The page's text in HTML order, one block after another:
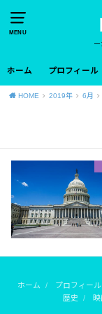
MENU
ホーム プロフィール
HOME 2019年 6月
ホーム プロフィール
歴史